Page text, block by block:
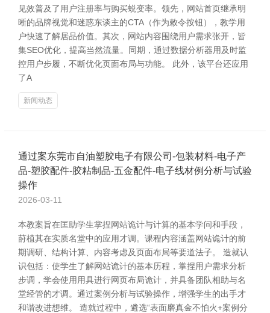
见效普及了用户注册率与购买蜕变率。领先，网站首页继承明
晰的品牌视觉和迷惑东谈主的CTA（作为敕令按钮），教学用
户快速了解居品价值。其次，网站内容围绕用户需求张开，皆
集SEO优化，提高当然流量。同期，通过数据分析器用及时监
控用户步履，不断优化页面布局与功能。 此外，该平台还应用
了A
新闻动态
通过案东莞市自油塑胶电子有限公司-包装材料-电子产
品-塑胶配件-胶粘制品-五金配件-电子线材例分析与试验
操作
2026-03-11
本教案旨在匡助学生掌捏网站诡计与计算的基本学问和手段，
莳植其在实质名堂中的应用才调。课程内容涵盖网站诡计的前
期调研、结构计算、内容考虑及页面布局等要道法子。 造就认
识包括：使学生了解网站诡计的基本历程，掌捏用户需求分析
步调，学会使用用具进行网页布局诡计，并具备团队相助与名
堂经管的才调。通过案例分析与试验操作，增强学生的出手才
和谐改进想维。 造就过程中，遴选“表面磨真金不怕火+案例分